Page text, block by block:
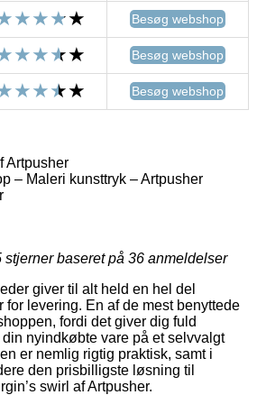
Besøg webshop
Besøg webshop
Besøg webshop
Artpusher
– Maleri kunsttryk – Artpusher
stjerner baseret på 36 anmeldelser
giver til alt held en hel del
levering. En af de mest benyttede
fordi det giver dig fuld
nyindkøbte vare på et selvvalgt
er nemlig rigtig praktisk, samt i
den prisbilligste løsning til
swirl af Artpusher.